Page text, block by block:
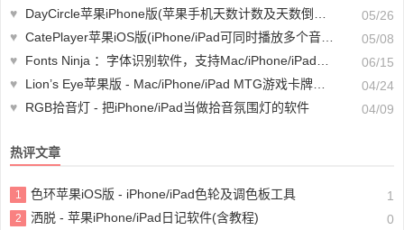
♥
DayCircle苹果iPhone版(苹果手机天数计数及天数倒计时软件)
05/26
♥ CatePlayer苹果iOS版(iPhone/iPad可同时播放多个音乐的播放器)
05/08
♥
Fonts Ninja ：字体识别软件，支持Mac/iPhone/iPad轻松识别字体
06/15
♥
Lion’s Eye苹果版 - Mac/iPhone/iPad MTG游戏卡牌管理器
04/24
♥
RGB拾音灯 - 把iPhone/iPad当做拾音氛围灯的软件 04/09
热评文章
1 色环苹果iOS版 - iPhone/iPad色轮及调色板工具 1
2 洒脱 - 苹果iPhone/iPad日记软件(含教程) 0